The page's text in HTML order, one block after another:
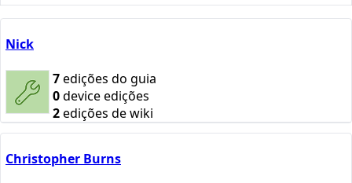
Nick
7edições do guia
0device edições
2edições de wiki
Christopher Burns